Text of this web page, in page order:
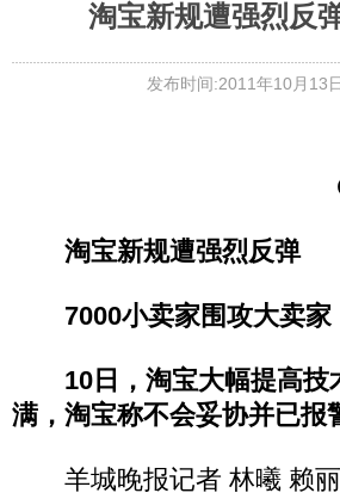
淘宝新规遭强烈反
发布时间:2011年10月13
淘宝新规遭强烈反弹
7000小卖家围攻大卖家
10日，淘宝大幅提高
满，淘宝称不会妥协并已报
羊城晚报记者 林曦 赖丽